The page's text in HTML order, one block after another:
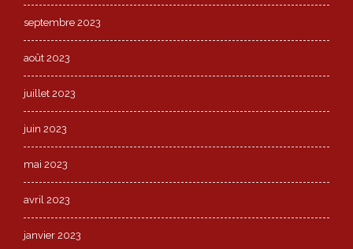
septembre 2023
août 2023
juillet 2023
juin 2023
mai 2023
avril 2023
janvier 2023